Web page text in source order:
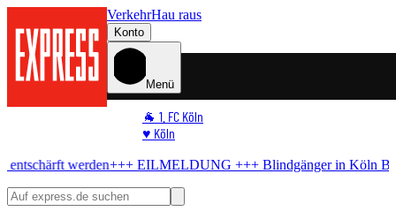
VerkehrHau raus
Konto
Menü
🐐 1. FC Köln
♥️ Köln
🏆 Sport
+++ EILMELDUNG +++Blindgänger in KölnBombe im Rhein!